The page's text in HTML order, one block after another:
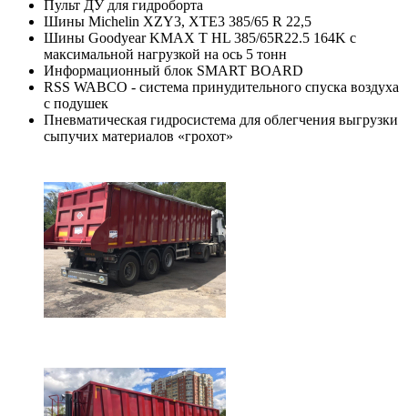
Пульт ДУ для гидроборта
Шины Michelin XZY3, XTE3 385/65 R 22,5
Шины Goodyear KMAX T HL 385/65R22.5 164K с
максимальной нагрузкой на ось 5 тонн
Информационный блок SMART BOARD
RSS WABCO - система принудительного спуска воздуха
с подушек
Пневматическая гидросистема для облегчения выгрузки
сыпучих материалов «грохот»